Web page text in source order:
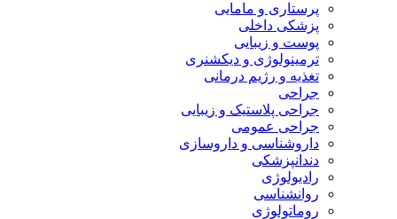
پرستاری و مامایی
پزشکی داخلی
پوست و زیبایی
ترمینولوژی و دیکشنری
تغذیه و رژیم درمانی
جراحی
جراحی پلاستیک و زیبایی
جراحی عمومی
داروشناسی و داروسازی
دندانپزشکی
رادیولوژی
روانشناسی
روماتولوژی